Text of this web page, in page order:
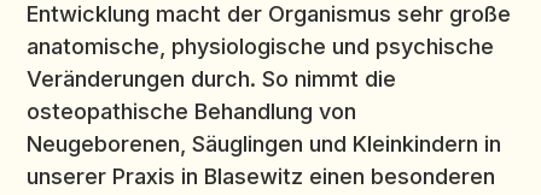
Entwicklung macht der Organismus sehr große
anatomische, physiologische und psychische
Veränderungen durch. So nimmt die
osteopathische Behandlung von
Neugeborenen, Säuglingen und Kleinkindern in
unserer Praxis in Blasewitz einen besonderen